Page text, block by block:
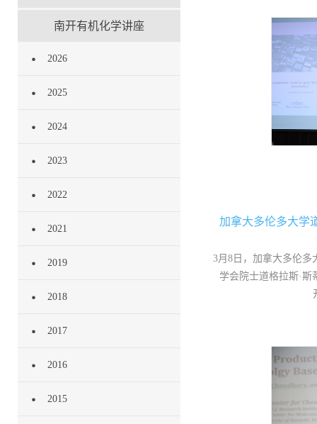
南开有机化学讲座
2026
2025
2024
2023
2022
2021
2019
2018
2017
2016
2015
加拿大多伦多大学
3月8日，加拿大多伦多
学会院士道格拉斯·斯